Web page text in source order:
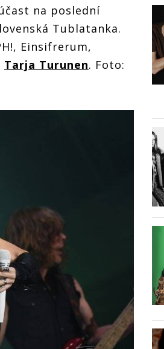
na poslední
Tublatanka.
Einsifrerum,
Tarja Turunen. Foto: